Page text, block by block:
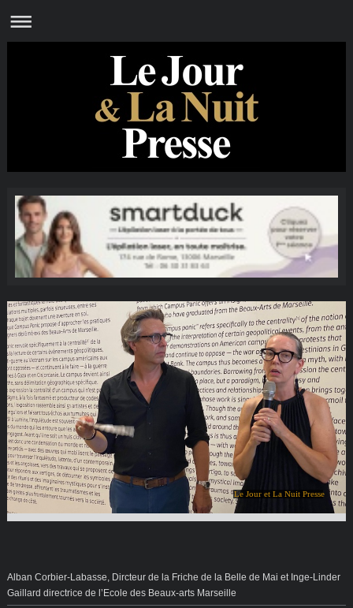
Le Jour et La Nuit Presse
Alban Corbier-Labasse, Dircteur de la Friche de la Belle de Mai et Inge-Linder
Gaillard directrice de l’Ecole des Beaux-arts Marseille